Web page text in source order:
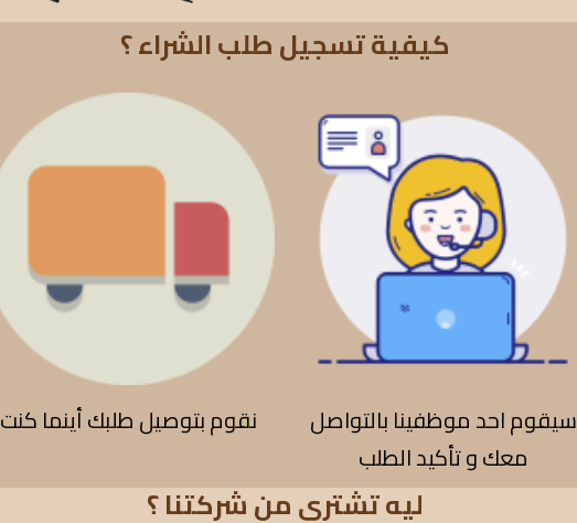
كيفية تسجيل طلب الشراء ؟
سيقوم احد موظفينا بالتواصل
معك و تأكيد الطلب
نقوم بتوصيل طلبك أينما كنت
ليه تشتري من شركتنا ؟